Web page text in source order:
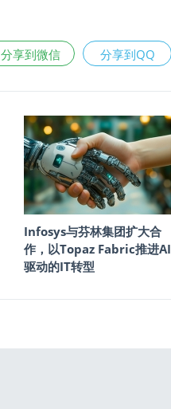
分享到微信 分享到QQ
Infosys与芬林集团扩大合
作，以Topaz Fabric推进AI
驱动的IT转型